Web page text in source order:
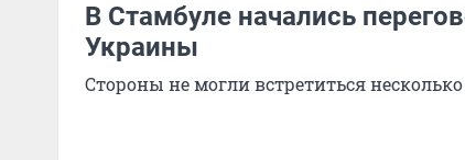
В Стамбуле начались
Украины
Стороны не могли встретиться несколько